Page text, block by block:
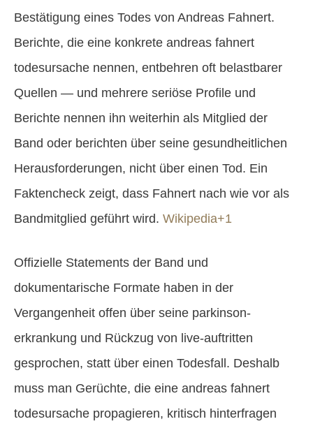
Bestätigung eines Todes von Andreas Fahnert.
Berichte, die eine konkrete andreas fahnert
todesursache nennen, entbehren oft belastbarer
Quellen — und mehrere seriöse Profile und
Berichte nennen ihn weiterhin als Mitglied der
Band oder berichten über seine gesundheitlichen
Herausforderungen, nicht über einen Tod. Ein
Faktencheck zeigt, dass Fahnert nach wie vor als
Bandmitglied geführt wird. Wikipedia+1
Offizielle Statements der Band und
dokumentarische Formate haben in der
Vergangenheit offen über seine parkinson-
erkrankung und Rückzug von live-auftritten
gesprochen, statt über einen Todesfall. Deshalb
muss man Gerüchte, die eine andreas fahnert
todesursache propagieren, kritisch hinterfragen